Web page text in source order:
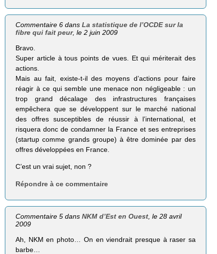
Commentaire 6 dansLa statistique de l’OCDE sur la
fibre qui fait peur, le 2 juin 2009
Bravo.
Super article à tous points de vues. Et qui mériterait des
actions.
Mais au fait, existe-t-il des moyens d’actions pour faire
réagir à ce qui semble une menace non négligeable : un
trop grand décalage des infrastructures françaises
empêchera que se développent sur le marché national
des offres susceptibles de réussir à l’international, et
risquera donc de condamner la France et ses entreprises
(startup comme grands groupe) à être dominée par des
offres développées en France.
C’est un vrai sujet, non ?
Répondre à ce commentaire
Commentaire 5 dansNKM d’Est en Ouest , le 28 avril
2009
Ah, NKM en photo… On en viendrait presque à raser sa
barbe…